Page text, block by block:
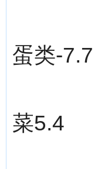
蛋类-7.7
菜5.4